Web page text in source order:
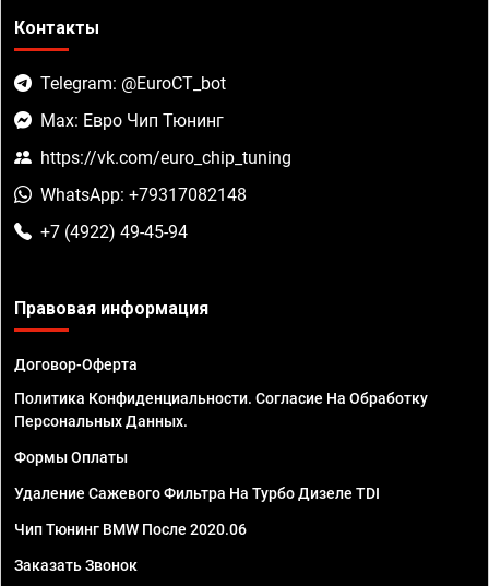
Контакты
Telegram: @EuroCT_bot
Max: Евро Чип Тюнинг
https://vk.com/euro_chip_tuning
WhatsApp: +79317082148
+7 (4922) 49-45-94
Правовая информация
Договор-Оферта
Политика Конфиденциальности. Согласие На Обработку
Персональных Данных.
Формы Оплаты
Удаление Сажевого Фильтра На Турбо Дизеле TDI
Чип Тюнинг BMW После 2020.06
Заказать Звонок